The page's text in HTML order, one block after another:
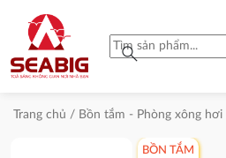
search
Trang chủ / Bồn tắm - Phòng xông hơi
BỒN TẮM